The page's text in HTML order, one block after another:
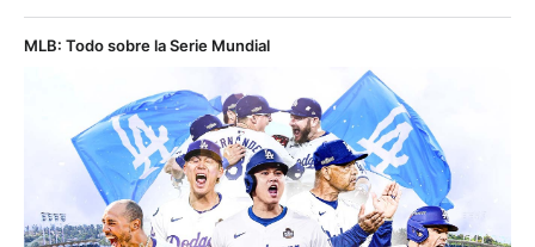
MLB: Todo sobre la Serie Mundial